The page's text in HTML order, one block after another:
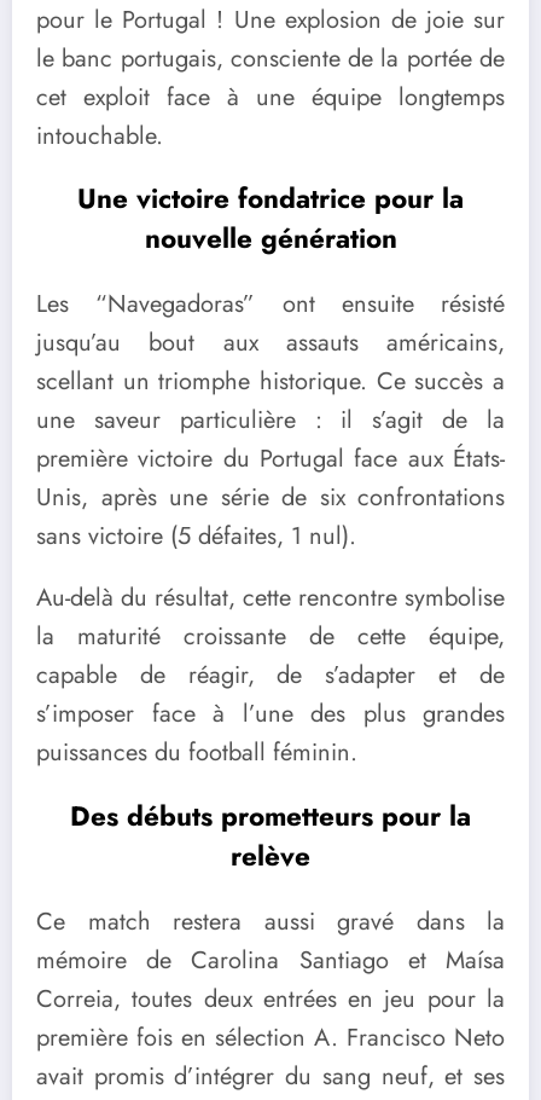
pour le Portugal ! Une explosion de joie sur
le banc portugais, consciente de la portée de
cet exploit face à une équipe longtemps
intouchable.
Une victoire fondatrice pour la
nouvelle génération
Les “Navegadoras” ont ensuite résisté
jusqu’au bout aux assauts américains,
scellant un triomphe historique. Ce succès a
une saveur particulière : il s’agit de la
première victoire du Portugal face aux États-
Unis, après une série de six confrontations
sans victoire (5 défaites, 1 nul).
Au-delà du résultat, cette rencontre symbolise
la maturité croissante de cette équipe,
capable de réagir, de s’adapter et de
s’imposer face à l’une des plus grandes
puissances du football féminin.
Des débuts prometteurs pour la
relève
Ce match restera aussi gravé dans la
mémoire de Carolina Santiago et Maísa
Correia, toutes deux entrées en jeu pour la
première fois en sélection A. Francisco Neto
avait promis d’intégrer du sang neuf, et ses